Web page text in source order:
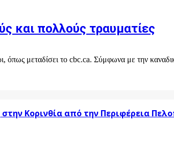
και πολλούς τραυματίες
όπως μεταδίσει το cbc.ca. Σύμφωνα με την
Κορινθία από την Περιφέρεια